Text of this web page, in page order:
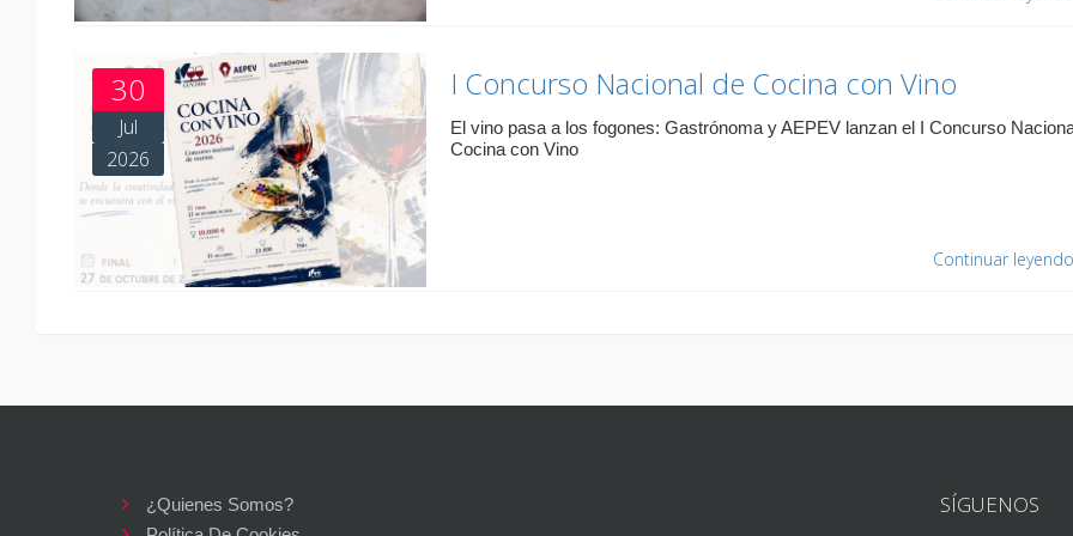
30
Jul
2026
I Concurso Nacional de Cocina con Vino
El vino pasa a los fogones: Gastrónoma y AEPEV lanzan el I Concurso
Cocina con Vino
Continuar leyendo
¿Quienes Somos?
SÍGUENOS